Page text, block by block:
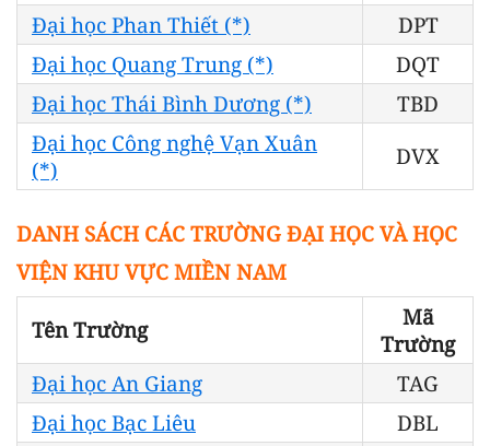
Đại học Phan Thiết (*)
DPT
Đại học Quang Trung (*)
DQT
Đại học Thái Bình Dương (*)
TBD
Đại học Công nghệ Vạn Xuân
(*)
DVX
DANH SÁCH CÁC TRƯỜNG ĐẠI HỌC VÀ HỌC
VIỆN KHU VỰC MIỀN NAM
Tên Trường
Mã
Trường
Đại học An Giang
TAG
Đại học Bạc Liêu
DBL